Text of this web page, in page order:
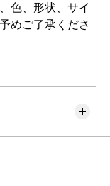
色、形状、サイ
めご了承くださ